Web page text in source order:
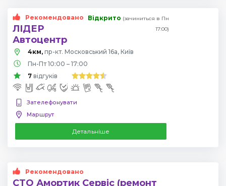
Рекомендовано
ЛІДЕР
Автоцентр
Відкрито (зачиниться в Пн
17:00)
4км, пр-кт. Московський 16а, Київ
Пн-Пт 10:00 – 17:00
7 відгуків
Зателефонувати
Маршрут
Детальніше
Рекомендовано
СТО Амортик Сервіс (ремонт